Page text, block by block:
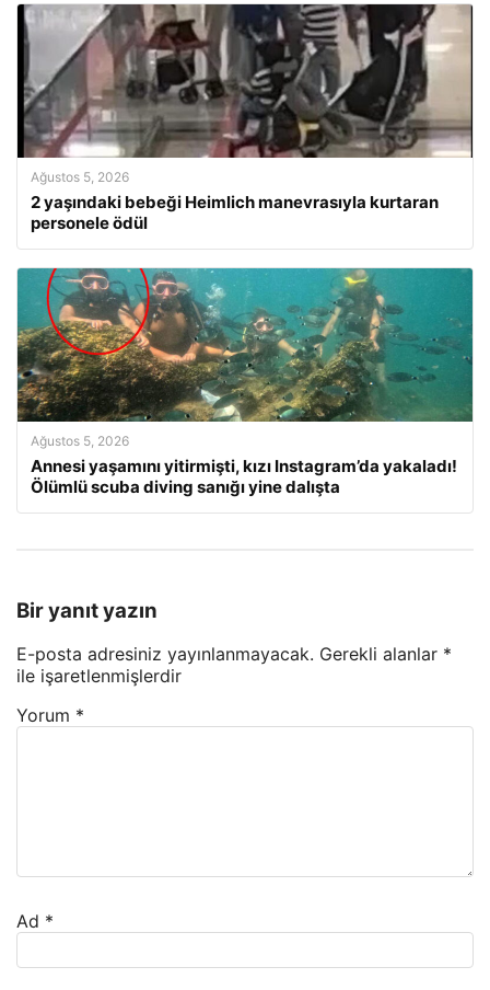
Ağustos 5, 2026
2 yaşındaki bebeği Heimlich manevrasıyla kurtaran
personele ödül
Ağustos 5, 2026
Annesi yaşamını yitirmişti, kızı Instagram’da yakaladı!
Ölümlü scuba diving sanığı yine dalışta
Bir yanıt yazın
E-posta adresiniz yayınlanmayacak. Gerekli alanlar *
ile işaretlenmişlerdir
Yorum *
Ad *